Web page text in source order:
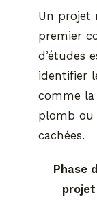
Un projet
premier
d’études
identifier
comme la
plomb ou
cachées.
Phase
projet